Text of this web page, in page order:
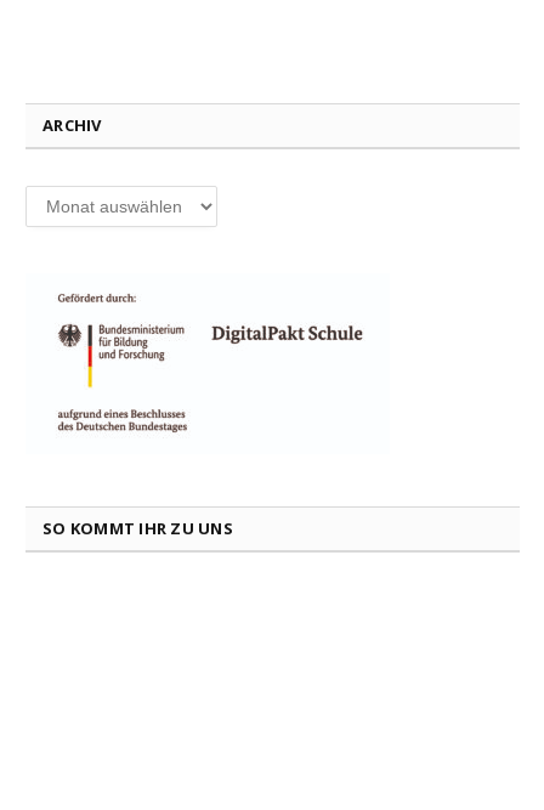
ARCHIV
Archiv
SO KOMMT IHR ZU UNS